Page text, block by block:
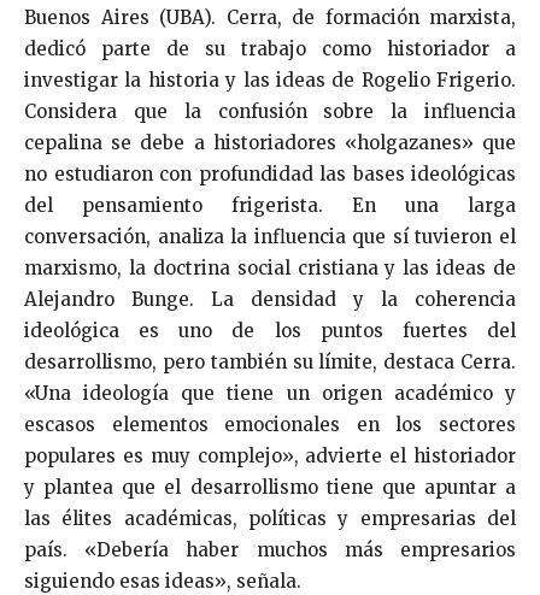
Buenos Aires (UBA). Cerra, de formación marxista,
dedicó parte de su trabajo como historiador a
investigar la historia y las ideas de Rogelio Frigerio.
Considera que la confusión sobre la influencia
cepalina se debe a historiadores «holgazanes» que
no estudiaron con profundidad las bases ideológicas
del pensamiento frigerista. En una larga
conversación, analiza la influencia que sí tuvieron el
marxismo, la doctrina social cristiana y las ideas de
Alejandro Bunge. La densidad y la coherencia
ideológica es uno de los puntos fuertes del
desarrollismo, pero también su límite, destaca Cerra.
«Una ideología que tiene un origen académico y
escasos elementos emocionales en los sectores
populares es muy complejo», advierte el historiador
y plantea que el desarrollismo tiene que apuntar a
las élites académicas, políticas y empresarias del
país. «Debería haber muchos más empresarios
siguiendo esas ideas», señala.